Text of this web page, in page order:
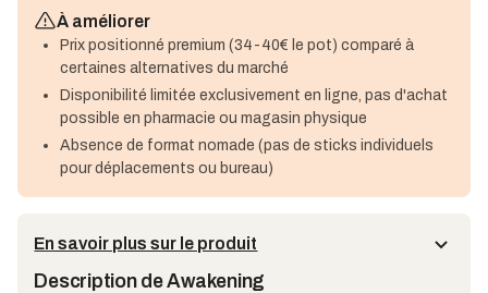
À améliorer
Prix positionné premium (34-40€ le pot) comparé à
certaines alternatives du marché
Disponibilité limitée exclusivement en ligne, pas d'achat
possible en pharmacie ou magasin physique
Absence de format nomade (pas de sticks individuels
pour déplacements ou bureau)
En savoir plus sur le produit
Description de Awakening